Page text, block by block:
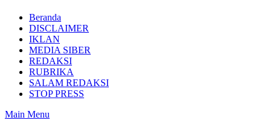
Beranda
DISCLAIMER
IKLAN
MEDIA SIBER
REDAKSI
RUBRIKA
SALAM REDAKSI
STOP PRESS
Main Menu